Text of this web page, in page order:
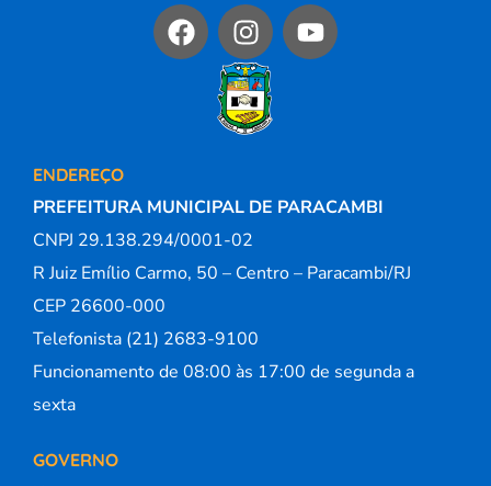
ENDEREÇO
PREFEITURA MUNICIPAL DE PARACAMBI
CNPJ 29.138.294/0001-02
R Juiz Emílio Carmo, 50 – Centro – Paracambi/RJ
CEP 26600-000
Telefonista (21) 2683-9100
Funcionamento de 08:00 às 17:00 de segunda a
sexta
GOVERNO